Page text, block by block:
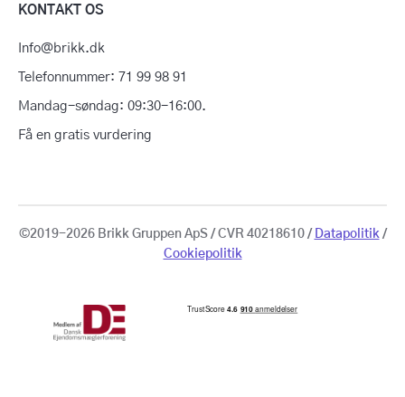
KONTAKT OS
Info@brikk.dk
Telefonnummer: 71 99 98 91
Mandag-søndag: 09:30-16:00.
Få en gratis vurdering
©2019-2026 Brikk Gruppen ApS / CVR 40218610 / Datapolitik/
Cookiepolitik